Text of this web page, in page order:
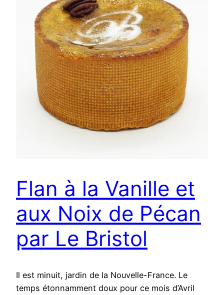
Flan à la Vanille et
aux Noix de Pécan
par Le Bristol
Il est minuit, jardin de la Nouvelle-France. Le
temps étonnamment doux pour ce mois d’Avril